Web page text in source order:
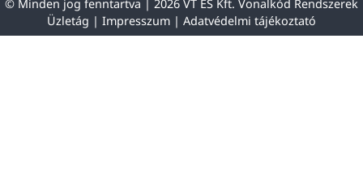
© Minden jog fenntartva | 2026 VT ES Kft. Vonalkód Rendszerek
Üzletág | Impresszum | Adatvédelmi tájékoztató